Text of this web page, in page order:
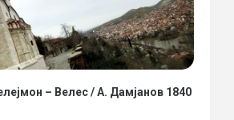
– Велес / А. Дамјанов 1840